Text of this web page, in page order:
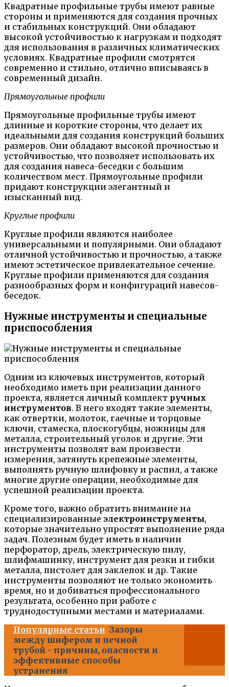
Квадратные профильные трубы имеют равные
стороны и применяются для создания прочных
и стабильных конструкций. Они обладают
высокой устойчивостью к нагрузкам и подходят
для использования в различных климатических
условиях. Квадратные профили смотрятся
современно и стильно, отлично вписываясь в
современный дизайн.
Прямоугольные профили
Прямоугольные профильные трубы имеют
длинные и короткие стороны, что делает их
идеальными для создания конструкций больших
размеров. Они обладают высокой прочностью и
устойчивостью, что позволяет использовать их
для создания навеса-беседки с большим
количеством мест. Прямоугольные профили
придают конструкции элегантный и
изысканный вид.
Круглые профили
Круглые профили являются наиболее
универсальными и популярными. Они обладают
отличной устойчивостью и прочностью, а также
имеют эстетическое привлекательное сечение.
Круглые профили применяются для создания
разнообразных форм и конфигураций навесов-
беседок.
Нужные инструменты и специальные
приспособления
Одним из ключевых инструментов, который
необходимо иметь при реализации данного
проекта, является личный комплект ручных
инструментов. В него входят такие элементы,
как отвертки, молоток, гаечные и торцовые
ключи, стамеска, плоскогубцы, ножницы для
металла, строительный уголок и другие. Эти
инструменты позволят вам произвести
измерения, затянуть крепежные элементы,
выполнять ручную шлифовку и распил, а также
многие другие операции, необходимые для
успешной реализации проекта.
Кроме того, важно обратить внимание на
специализированные электроинструменты,
которые значительно упростят выполнение ряда
задач. Полезным будет иметь в наличии
перфоратор, дрель, электрическую пилу,
шлифмашинку, инструмент для резки и гибки
металла, пистолет для заклепок и др. Такие
инструменты позволяют не только экономить
время, но и добиваться профессионального
результата, особенно при работе с
труднодоступными местами и материалами.
Популярные статьи Зазоры
между шифером и печной
трубой - причины, опасности и
эффективные способы
устранения